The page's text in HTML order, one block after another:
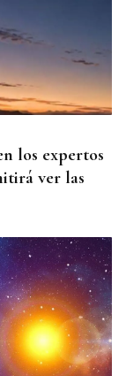
los expertos
ver las